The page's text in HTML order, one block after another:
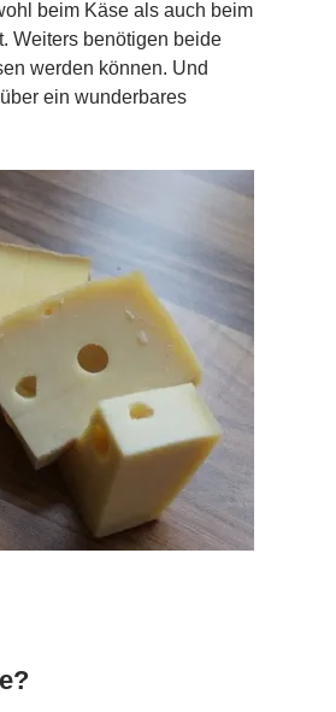
beim Käse als auch beim
Weiters benötigen beide
werden können. Und
ein wunderbares